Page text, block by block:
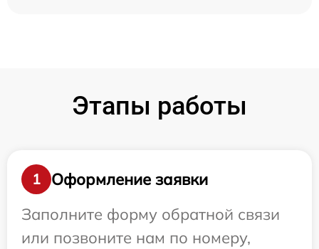
Этапы работы
1
Оформление заявки
Заполните форму обратной связи
или позвоните нам по номеру,